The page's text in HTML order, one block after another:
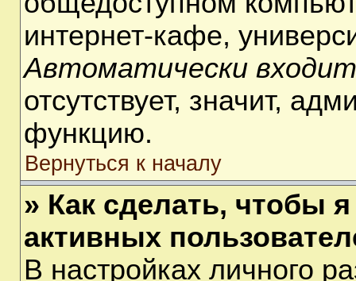
интернет-кафе,
Автоматически
отсутствует, значит,
функцию.
Вернуться к началу
» Как сделать, чтобы
активных
В настройках личного